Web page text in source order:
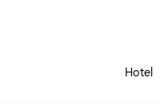
Hotel